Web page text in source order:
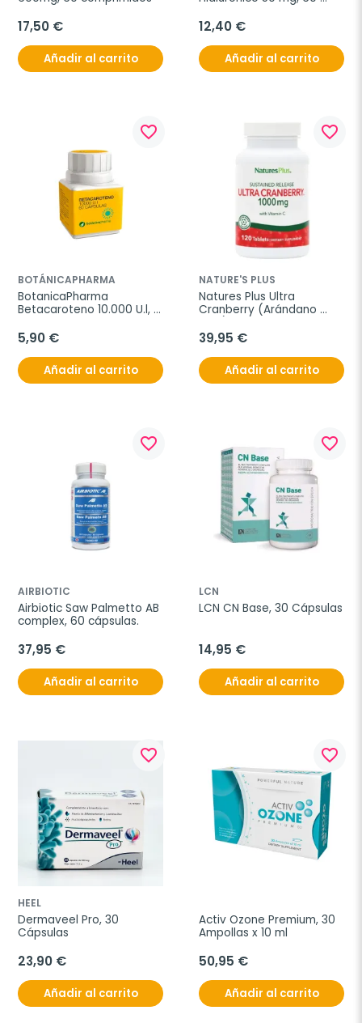
17,50 €
Añadir al carrito
12,40 €
Añadir al carrito
favorite_border
BOTÁNICAPHARMA
BotanicaPharma
Betacaroteno 10.000 U.l,
5,90 €
Añadir al carrito
favorite_border
NATURE'S PLUS
Natures Plus Ultra
Cranberry (Arándano
39,95 €
Añadir al carrito
favorite_border
AIRBIOTIC
Airbiotic Saw Palmetto AB
complex, 60 cápsulas.
37,95 €
Añadir al carrito
favorite_border
LCN
LCN CN Base, 30 Cápsulas
14,95 €
Añadir al carrito
favorite_border
HEEL
Dermaveel Pro, 30
Cápsulas
23,90 €
Añadir al carrito
favorite_border
Activ Ozone Premium, 30
Ampollas x 10 ml
50,95 €
Añadir al carrito